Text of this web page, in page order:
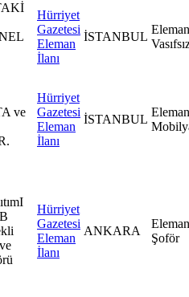
Hürriyet
Gazetesi
Eleman
İlanı
İSTANBUL
ve
Hürriyet
Gazetesi
Eleman
İlanı
İSTANBUL
Hürriyet
Gazetesi
Eleman
İlanı
ANKARA
Şoför